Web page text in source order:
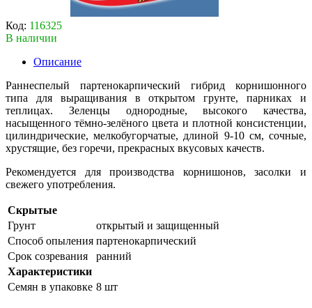
Код: 116325
В наличии
Описание
Раннеспелый партенокарпический гибрид корнишонного
типа для выращивания в открытом грунте, парниках и
теплицах. Зеленцы однородные, высокого качества,
насыщенного тёмно-зелёного цвета и плотной консистенции,
цилиндрические, мелкобугорчатые, длиной 9-10 см, сочные,
хрустящие, без горечи, прекрасных вкусовых качеств.
Рекомендуется для производства корнишонов, засолки и
свежего употребления.
Скрытые
Грунт
открытый и защищенный
Способ опыления партенокарпический
Срок созревания
ранний
Характеристики
Семян в упаковке 8 шт